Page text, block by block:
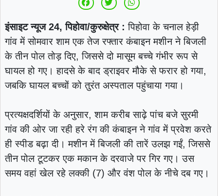
इंसाइट न्यूज 24, पिहोवा/कुरुक्षेत्र : पिहोवा के चनाल हेड़ी
गांव में सोमवार शाम एक तेज रफ्तार कंबाइन मशीन ने बिजली
के तीन पोल तोड़ दिए, जिससे दो मासूम बच्चे गंभीर रूप से
घायल हो गए। हादसे के बाद ड्राइवर मौके से फरार हो गया,
जबकि घायल बच्चों को तुरंत अस्पताल पहुंचाया गया।
प्रत्यक्षदर्शियों के अनुसार, शाम करीब साढ़े पांच बजे सुरमी
गांव की ओर जा रही हरे रंग की कंबाइन ने गांव में प्रवेश करते
ही स्पीड बढ़ा दी। मशीन में बिजली की तारें उलझ गईं, जिससे
तीन पोल टूटकर एक मकान के दरवाजे पर गिर गए। उस
समय वहां खेल रहे लक्की (7) और वंश पोल के नीचे दब गए।